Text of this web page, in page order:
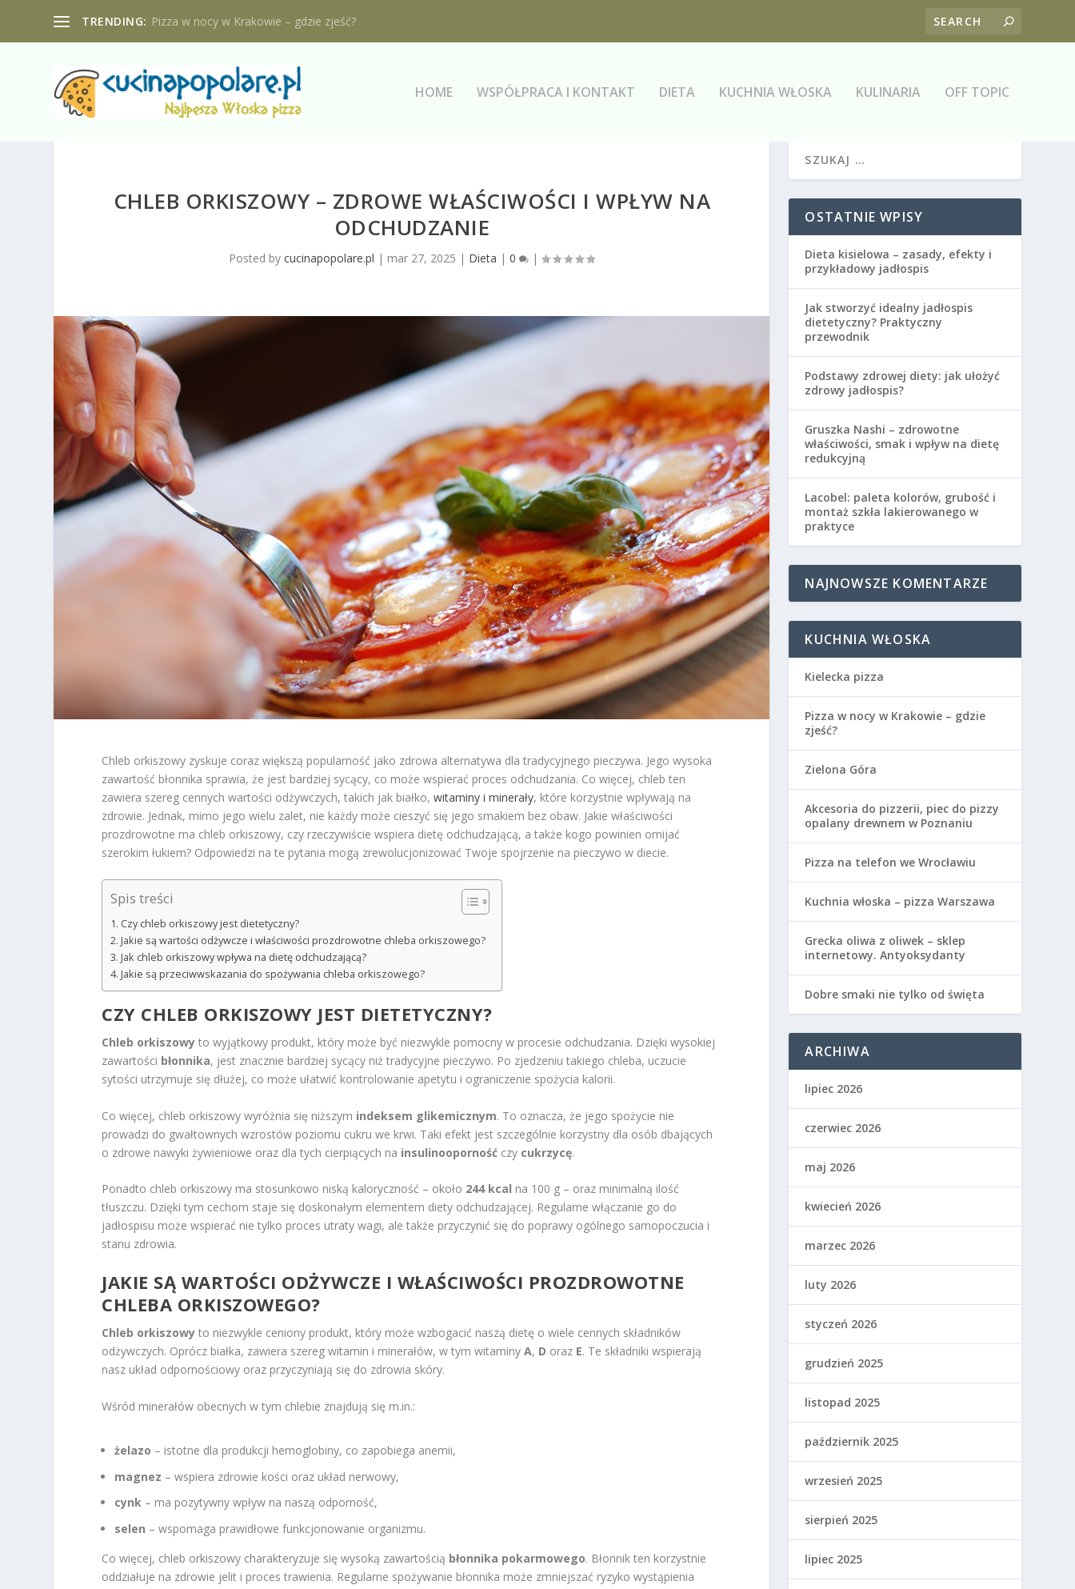
TRENDING: Pizza w nocy w Krakowie – gdzie zjeść?
HOME WSPÓŁPRACA I KONTAKT DIETA KUCHNIA WŁOSKA KULINARIA OFF TOPIC
CHLEB ORKISZOWY – ZDROWE WŁAŚCIWOŚCI I WPŁYW NA
ODCHUDZANIE
Posted bycucinapopolare.pl | mar 27, 2025 | Dieta |0 |
Chleb orkiszowy zyskuje coraz większą popularność jako zdrowa alternatywa dla tradycyjnego pieczywa. Jego wysoka
zawartość błonnika sprawia, że jest bardziej sycący, co może wspierać proces odchudzania. Co więcej, chleb ten
zawiera szereg cennych wartości odżywczych, takich jak białko,witaminy i minerały, które korzystnie wpływają na
zdrowie. Jednak, mimo jego wielu zalet, nie każdy może cieszyć się jego smakiem bez obaw. Jakie właściwości
prozdrowotne ma chleb orkiszowy, czy rzeczywiście wspiera dietę odchudzającą, a także kogo powinien omijać
szerokim łukiem? Odpowiedzi na te pytania mogą zrewolucjonizować Twoje spojrzenie na pieczywo w diecie.
Spis treści
Czy chleb orkiszowy jest dietetyczny?
Jakie są wartości odżywcze i właściwości prozdrowotne chleba orkiszowego?
Jak chleb orkiszowy wpływa na dietę odchudzającą?
Jakie są przeciwwskazania do spożywania chleba orkiszowego?
CZY CHLEB ORKISZOWY JEST DIETETYCZNY?
Chleb orkiszowy to wyjątkowy produkt, który może być niezwykle pomocny w procesie odchudzania. Dzięki wysokiej
zawartości błonnika, jest znacznie bardziej sycący niż tradycyjne pieczywo. Po zjedzeniu takiego chleba, uczucie
sytości utrzymuje się dłużej, co może ułatwić kontrolowanie apetytu i ograniczenie spożycia kalorii.
Co więcej, chleb orkiszowy wyróżnia się niższym indeksem glikemicznym. To oznacza, że jego spożycie nie
prowadzi do gwałtownych wzrostów poziomu cukru we krwi. Taki efekt jest szczególnie korzystny dla osób dbających
o zdrowe nawyki żywieniowe oraz dla tych cierpiących na insulinooporność czy cukrzycę.
Ponadto chleb orkiszowy ma stosunkowo niską kaloryczność – około 244 kcal na 100 g – oraz minimalną ilość
tłuszczu. Dzięki tym cechom staje się doskonałym elementem diety odchudzającej. Regularne włączanie go do
jadłospisu może wspierać nie tylko proces utraty wagi, ale także przyczynić się do poprawy ogólnego samopoczucia i
stanu zdrowia.
JAKIE SĄ WARTOŚCI ODŻYWCZE I WŁAŚCIWOŚCI PROZDROWOTNE
CHLEBA ORKISZOWEGO?
Chleb orkiszowy to niezwykle ceniony produkt, który może wzbogacić naszą dietę o wiele cennych składników
odżywczych. Oprócz białka, zawiera szereg witamin i minerałów, w tym witaminyA, D oraz E. Te składniki wspierają
nasz układ odpornościowy oraz przyczyniają się do zdrowia skóry.
Wśród minerałów obecnych w tym chlebie znajdują się m.in.:
żelazo – istotne dla produkcji hemoglobiny, co zapobiega anemii,
magnez – wspiera zdrowie kości oraz układ nerwowy,
cynk – ma pozytywny wpływ na naszą odporność,
selen – wspomaga prawidłowe funkcjonowanie organizmu.
Co więcej, chleb orkiszowy charakteryzuje się wysoką zawartością błonnika pokarmowego. Błonnik ten korzystnie
oddziałuje na zdrowie jelit i proces trawienia. Regularne spożywanie błonnika może zmniejszać ryzyko wystąpienia
OSTATNIE WPISY
Dieta kisielowa – zasady, efekty i
przykładowy jadłospis
Jak stworzyć idealny jadłospis
dietetyczny? Praktyczny
przewodnik
Podstawy zdrowej diety: jak ułożyć
zdrowy jadłospis?
Gruszka Nashi – zdrowotne
właściwości, smak i wpływ na dietę
redukcyjną
Lacobel: paleta kolorów, grubość i
montaż szkła lakierowanego w
praktyce
NAJNOWSZE KOMENTARZE
KUCHNIA WŁOSKA
Kielecka pizza
Pizza w nocy w Krakowie – gdzie
zjeść?
Zielona Góra
Akcesoria do pizzerii, piec do pizzy
opalany drewnem w Poznaniu
Pizza na telefon we Wrocławiu
Kuchnia włoska – pizza Warszawa
Grecka oliwa z oliwek – sklep
internetowy. Antyoksydanty
Dobre smaki nie tylko od święta
ARCHIWA
lipiec 2026
czerwiec 2026
maj 2026
kwiecień 2026
marzec 2026
luty 2026
styczeń 2026
grudzień 2025
listopad 2025
październik 2025
wrzesień 2025
sierpień 2025
lipiec 2025